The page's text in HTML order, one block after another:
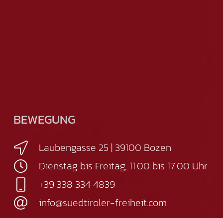
BEWEGUNG
Laubengasse 25 | 39100 Bozen
Dienstag bis Freitag, 11.00 bis 17.00 Uhr
+39 338 334 4839
info@suedtiroler-freiheit.com